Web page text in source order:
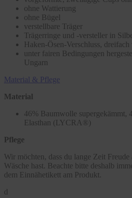
ohne Wattierung
ohne Bügel
verstellbare Träger
Trägerringe und -versteller in
Haken-Ösen-Verschluss,
unter fairen Bedingungen
Ungarn
Material & Pflege
Material
46% Baumwolle supergekämmt,
Elasthan (LYCRA®)
Pflege
Wir möchten, dass du lange Zeit
Wäsche hast. Beachte bitte deshalb
dem Einnähetikett am Produkt.
d